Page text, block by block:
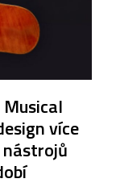
více
nástrojů